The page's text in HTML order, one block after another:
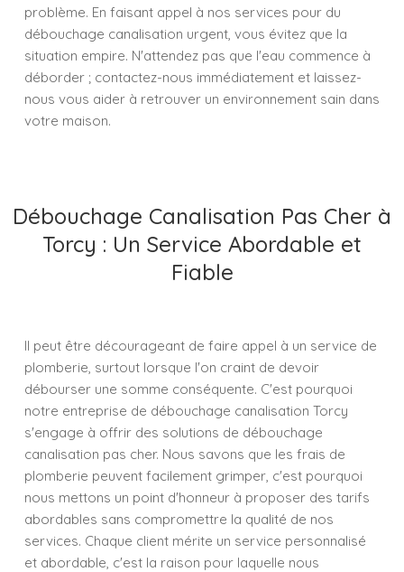
problème. En faisant appel à nos services pour du
débouchage canalisation urgent, vous évitez que la
situation empire. N'attendez pas que l'eau commence à
déborder ; contactez-nous immédiatement et laissez-
nous vous aider à retrouver un environnement sain dans
votre maison.
Débouchage Canalisation Pas Cher à
Torcy : Un Service Abordable et
Fiable
Il peut être décourageant de faire appel à un service de
plomberie, surtout lorsque l'on craint de devoir
débourser une somme conséquente. C'est pourquoi
notre entreprise de débouchage canalisation Torcy
s'engage à offrir des solutions de débouchage
canalisation pas cher. Nous savons que les frais de
plomberie peuvent facilement grimper, c'est pourquoi
nous mettons un point d'honneur à proposer des tarifs
abordables sans compromettre la qualité de nos
services. Chaque client mérite un service personnalisé
et abordable, c'est la raison pour laquelle nous